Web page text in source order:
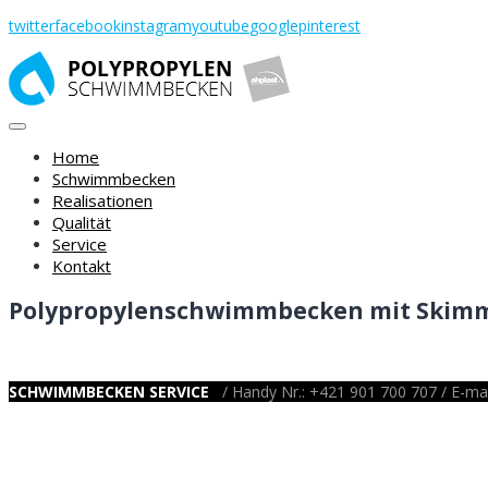
Skip
content
twitterfacebookinstagramyoutubegooglepinterest
Home
Schwimmbecken
Realisationen
Qualität
Service
Kontakt
Polypropylenschwimmbecken mit
SCHWIMMBECKEN SERVICE / Handy Nr.: +421 901 700 707 / E-